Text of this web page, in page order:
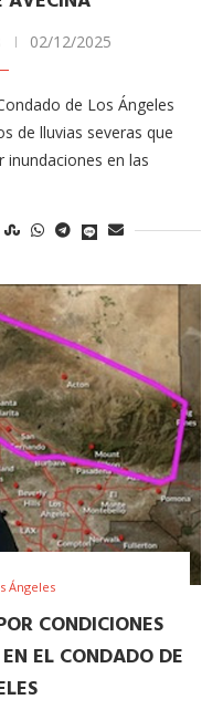
02/12/2025
de Los Ángeles
de lluvias severas que
en las
Ángeles
CONDICIONES
EL CONDADO DE